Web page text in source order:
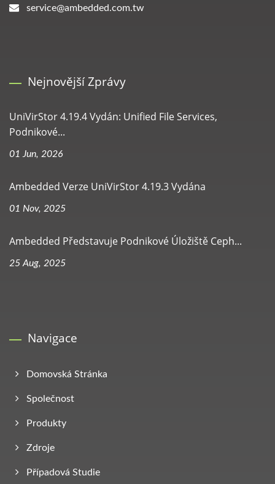
service@ambedded.com.tw
Nejnovější Zprávy
UniVirStor 4.19.4 Vydán: Unified File Services,
Podnikové...
01 Jun, 2026
Ambedded Verze UniVirStor 4.19.3 Vydána
01 Nov, 2025
Ambedded Představuje Podnikové Úložiště Ceph...
25 Aug, 2025
Navigace
Domovská Stránka
Společnost
Produkty
Zdroje
Případová Studie